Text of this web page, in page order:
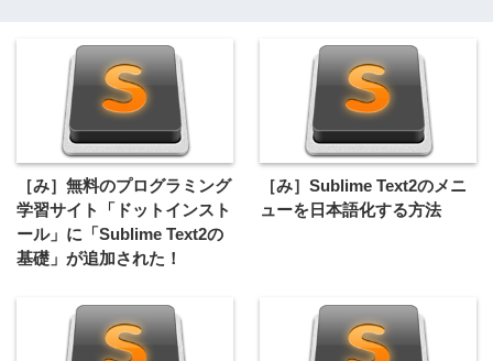
［み］無料のプログラミング
学習サイト「ドットインスト
ール」に「Sublime Text2の
基礎」が追加された！
［み］Sublime Text2のメニ
ューを日本語化する方法